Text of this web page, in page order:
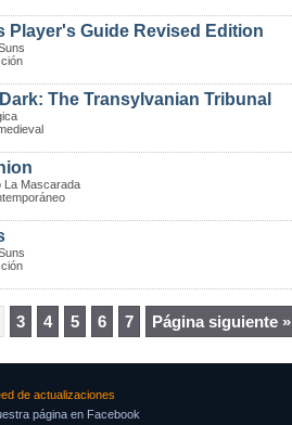
Player's Guide Revised Edition
The Transylvanian Tribunal
La Mascarada
3 4 5 6 7 Página siguiente »
de actualizaciones
página en Facebook